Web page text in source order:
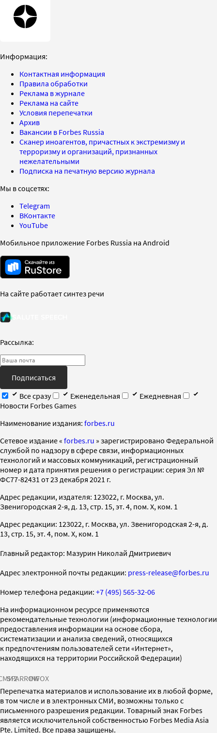
Информация:
Контактная информация
Правила обработки
Реклама в журнале
Реклама на сайте
Условия перепечатки
Архив
Вакансии в Forbes Russia
Сканер иноагентов, причастных к экстремизму и
терроризму и организаций, признанных
нежелательными
Подписка на печатную версию журнала
Мы в соцсетях:
Telegram
ВКонтакте
YouTube
Мобильное приложение Forbes Russia на Android
На сайте работает синтез речи
Рассылка:
Подписаться
Все сразу
Еженедельная
Ежедневная
Новости Forbes Games
Наименование издания: forbes.ru
Cетевое издание « forbes.ru » зарегистрировано Федеральной
службой по надзору в сфере связи, информационных
технологий и массовых коммуникаций, регистрационный
номер и дата принятия решения о регистрации: серия Эл №
ФС77-82431 от 23 декабря 2021 г.
Адрес редакции, издателя: 123022, г. Москва, ул.
Звенигородская 2-я, д. 13, стр. 15, эт. 4, пом. X, ком. 1
Адрес редакции: 123022, г. Москва, ул. Звенигородская 2-я, д.
13, стр. 15, эт. 4, пом. X, ком. 1
Главный редактор: Мазурин Николай Дмитриевич
Адрес электронной почты редакции: press-release@forbes.ru
Номер телефона редакции: +7 (495) 565-32-06
На информационном ресурсе применяются
рекомендательные технологии (информационные технологии
предоставления информации на основе сбора,
систематизации и анализа сведений, относящихся
к предпочтениям пользователей сети «Интернет»,
находящихся на территории Российской Федерации)
SPARROWINFOX
Перепечатка материалов и использование их в любой форме,
в том числе и в электронных СМИ, возможны только с
письменного разрешения редакции. Товарный знак Forbes
является исключительной собственностью Forbes Media Asia
Pte. Limited. Все права защищены.